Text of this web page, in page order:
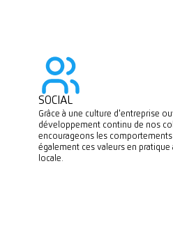
SOCIAL
Grâce à une culture d'entreprise
développement continu de nos
encourageons les
également ces valeurs en
locale.